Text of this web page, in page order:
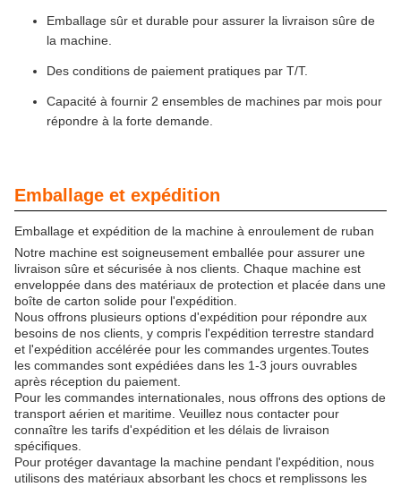
Emballage sûr et durable pour assurer la livraison sûre de
la machine.
Des conditions de paiement pratiques par T/T.
Capacité à fournir 2 ensembles de machines par mois pour
répondre à la forte demande.
Emballage et expédition
Emballage et expédition de la machine à enroulement de ruban
Notre machine est soigneusement emballée pour assurer une
livraison sûre et sécurisée à nos clients. Chaque machine est
enveloppée dans des matériaux de protection et placée dans une
boîte de carton solide pour l'expédition.
Nous offrons plusieurs options d'expédition pour répondre aux
besoins de nos clients, y compris l'expédition terrestre standard
et l'expédition accélérée pour les commandes urgentes.Toutes
les commandes sont expédiées dans les 1-3 jours ouvrables
après réception du paiement.
Pour les commandes internationales, nous offrons des options de
transport aérien et maritime. Veuillez nous contacter pour
connaître les tarifs d'expédition et les délais de livraison
spécifiques.
Pour protéger davantage la machine pendant l'expédition, nous
utilisons des matériaux absorbant les chocs et remplissons les